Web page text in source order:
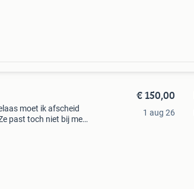
moet ik afscheid
past toch niet bij me
€ 150,00
1 aug 26